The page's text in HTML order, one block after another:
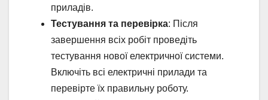
приладів.
Тестування та перевірка: Після
завершення всіх робіт проведіть
тестування нової електричної системи.
Включіть всі електричні прилади та
перевірте їх правильну роботу.